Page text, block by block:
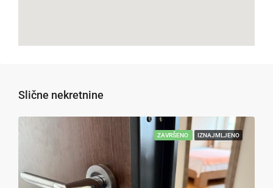
Slične nekretnine
ZAVRŠENO IZNAJMLJENO